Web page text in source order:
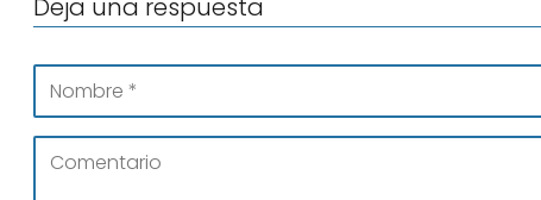
Deja una respuesta